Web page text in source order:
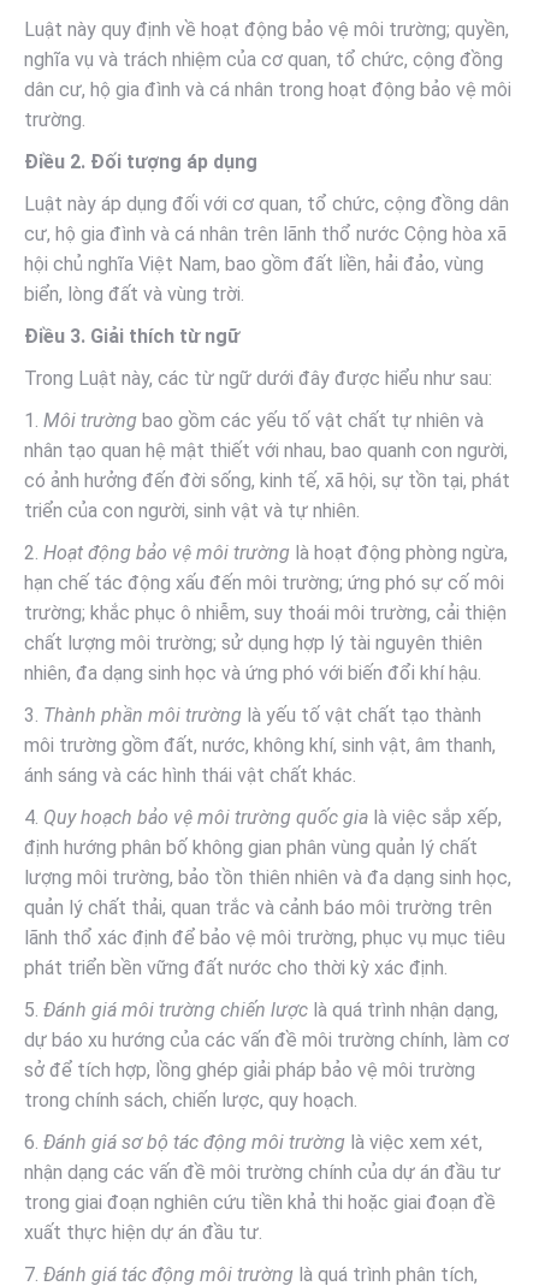
Luật này quy định về hoạt động bảo vệ môi trường; quyền,
nghĩa vụ và trách nhiệm của cơ quan, tổ chức, cộng đồng
dân cư, hộ gia đình và cá nhân trong hoạt động bảo vệ môi
trường.
Điều 2. Đối tượng áp dụng
Luật này áp dụng đối với cơ quan, tổ chức, cộng đồng dân
cư, hộ gia đình và cá nhân trên lãnh thổ nước Cộng hòa xã
hội chủ nghĩa Việt Nam, bao gồm đất liền, hải đảo, vùng
biển, lòng đất và vùng trời.
Điều 3. Giải thích từ ngữ
Trong Luật này, các từ ngữ dưới đây được hiểu như sau:
1. Môi trường bao gồm các yếu tố vật chất tự nhiên và
nhân tạo quan hệ mật thiết với nhau, bao quanh con người,
có ảnh hưởng đến đời sống, kinh tế, xã hội, sự tồn tại, phát
triển của con người, sinh vật và tự nhiên.
2. Hoạt động bảo vệ môi trường là hoạt động phòng ngừa,
hạn chế tác động xấu đến môi trường; ứng phó sự cố môi
trường; khắc phục ô nhiễm, suy thoái môi trường, cải thiện
chất lượng môi trường; sử dụng hợp lý tài nguyên thiên
nhiên, đa dạng sinh học và ứng phó với biến đổi khí hậu.
3. Thành phần môi trường là yếu tố vật chất tạo thành
môi trường gồm đất, nước, không khí, sinh vật, âm thanh,
ánh sáng và các hình thái vật chất khác.
4. Quy hoạch bảo vệ môi trường quốc gia là việc sắp xếp,
định hướng phân bố không gian phân vùng quản lý chất
lượng môi trường, bảo tồn thiên nhiên và đa dạng sinh học,
quản lý chất thải, quan trắc và cảnh báo môi trường trên
lãnh thổ xác định để bảo vệ môi trường, phục vụ mục tiêu
phát triển bền vững đất nước cho thời kỳ xác định.
5. Đánh giá môi trường chiến lược là quá trình nhận dạng,
dự báo xu hướng của các vấn đề môi trường chính, làm cơ
sở để tích hợp, lồng ghép giải pháp bảo vệ môi trường
trong chính sách, chiến lược, quy hoạch.
6. Đánh giá sơ bộ tác động môi trường là việc xem xét,
nhận dạng các vấn đề môi trường chính của dự án đầu tư
trong giai đoạn nghiên cứu tiền khả thi hoặc giai đoạn đề
xuất thực hiện dự án đầu tư.
7. Đánh giá tác động môi trường là quá trình phân tích,